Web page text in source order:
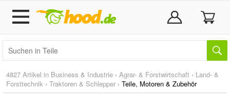
4827 Artikel in Business & Industrie › Agrar- & Forstwirtschaft › Land- &
Forsttechnik › Traktoren & Schlepper › Teile, Motoren & Zubehör